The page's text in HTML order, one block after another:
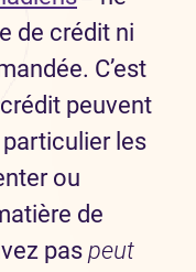
de crédit ni
C’est
peuvent
les
ou
de
pas peut